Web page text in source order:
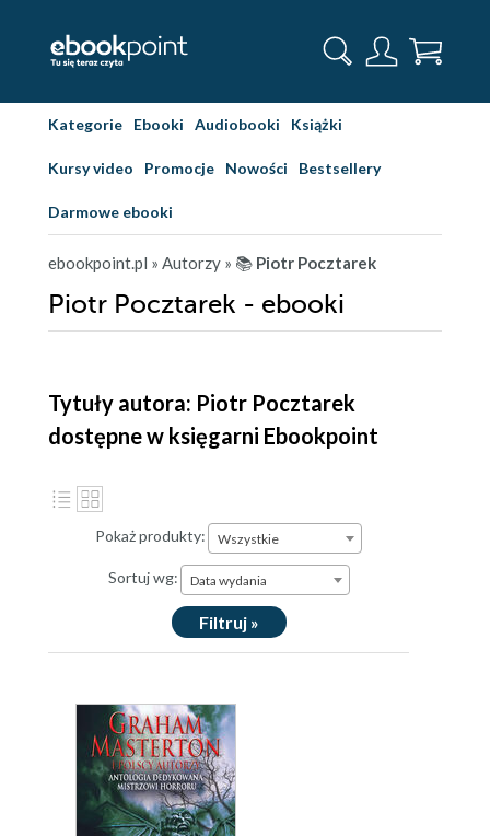
Kategorie Ebooki Audiobooki Książki
Kursy video Promocje Nowości Bestsellery
Darmowe ebooki
ebookpoint.pl » Autorzy » 📚 Piotr Pocztarek
Piotr Pocztarek - ebooki
Tytuły autora: Piotr Pocztarek
dostępne w księgarni Ebookpoint
Pokaż produkty: Wszystkie
Sortuj wg: Data wydania
Filtruj »